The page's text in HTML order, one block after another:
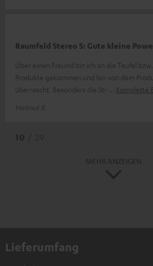
Raumfeld Stereo S: Gute kleine
Über einen Freund bin ich an die Teufel
Produkte gekommen und bin von dem
überrascht. Besonders die Str
Komplette
Helmut B.
Lieferumfang